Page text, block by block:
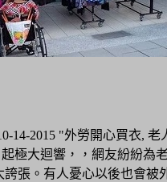
14-2015 "外勞開心買衣, 老
極大迴響，
，網友紛紛為
誇張。有人憂心以後也會被